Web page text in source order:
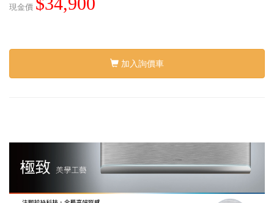
現金價
加入詢價車